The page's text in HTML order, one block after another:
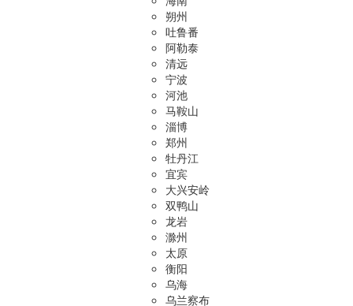
朔州
吐鲁番
阿勒泰
清远
宁波
河池
马鞍山
淄博
郑州
牡丹江
宜宾
大兴安岭
双鸭山
龙岩
滁州
太原
衡阳
乌海
乌兰察布